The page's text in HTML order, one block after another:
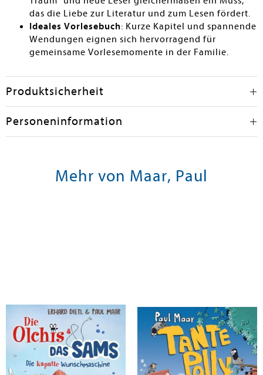
das die Liebe zur Literatur und zum Lesen fördert.
Ideales Vorlesebuch: Kurze Kapitel und spannende
Wendungen eignen sich hervorragend für
gemeinsame Vorlesemomente in der Familie.
Produktsicherheit
Personeninformation
Mehr von Maar, Paul